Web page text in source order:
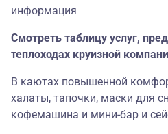
информация
Смотреть таблицу услуг,
теплоходах круизной
В каютах повышенной
халаты, тапочки, маски для
кофемашина и мини-бар и